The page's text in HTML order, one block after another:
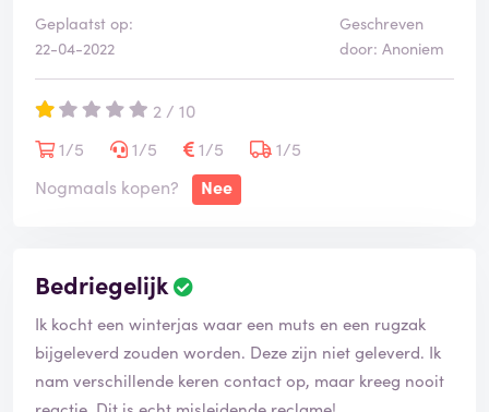
Geplaatst op:
22-04-2022
Geschreven
door: Anoniem
2 / 10
1/5
1/5 1/5
1/5
Nogmaals kopen?
Nee
Bedriegelijk
Ik kocht een winterjas waar een muts en een rugzak
bijgeleverd zouden worden. Deze zijn niet geleverd. Ik
nam verschillende keren contact op, maar kreeg nooit